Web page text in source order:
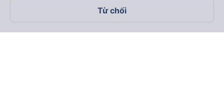
Theo dõi chúng tôi trên
Từ chối